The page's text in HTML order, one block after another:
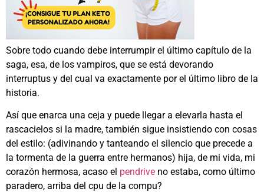
Sobre todo cuando debe interrumpir el último capítulo de la
saga, esa, de los vampiros, que se está devorando
interruptus y del cual va exactamente por el último libro de la
historia.
Así que enarca una ceja y puede llegar a elevarla hasta el
rascacielos si la madre, también sigue insistiendo con cosas
del estilo: (adivinando y tanteando el silencio que precede a
la tormenta de la guerra entre hermanos) hija, de mi vida, mi
corazón hermosa, acaso el pendrive no estaba, como último
paradero, arriba del cpu de la compu?